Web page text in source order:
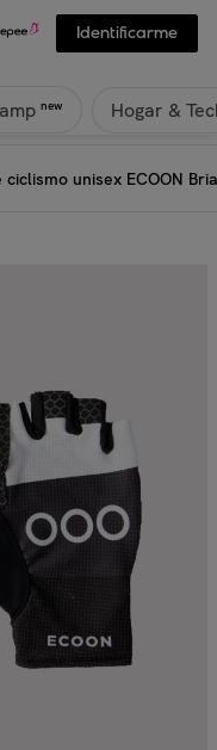
Identificarme
new Hogar &
ciclismo unisex ECOON